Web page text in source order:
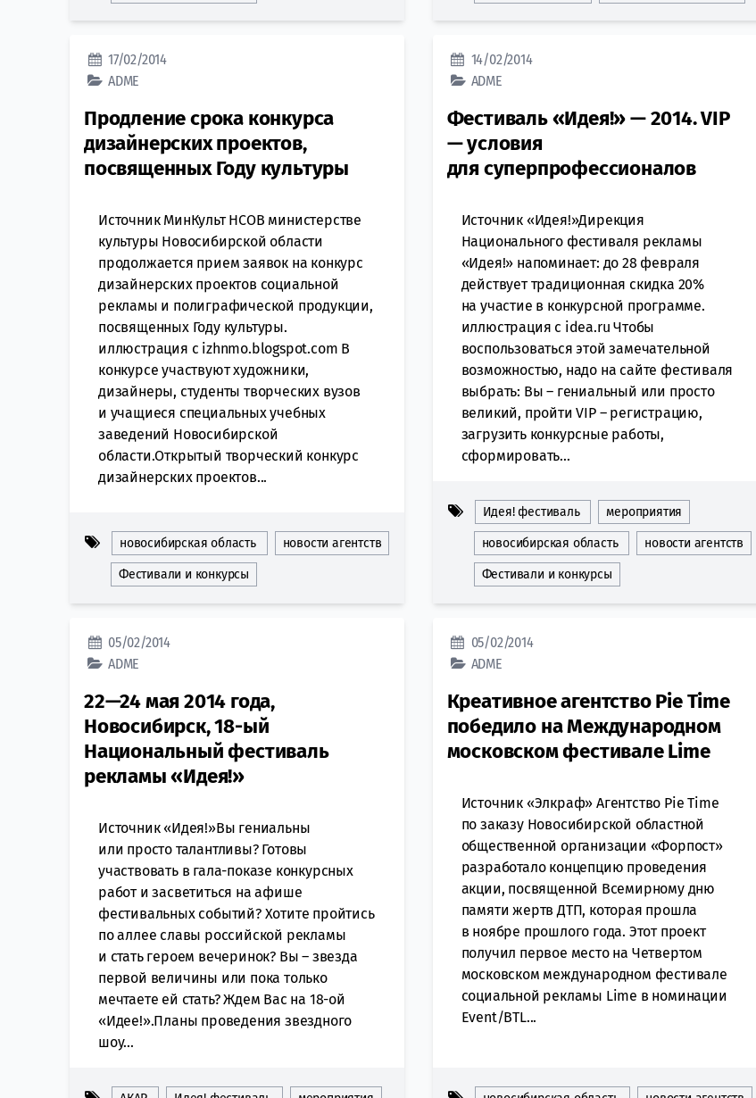
17/02/2014
ADME
Продление срока конкурса
дизайнерских проектов,
посвященных Году культуры
Источник МинКульт НСОВ министерстве
культуры Новосибирской области
продолжается прием заявок на конкурс
дизайнерских проектов социальной
рекламы и полиграфической продукции,
посвященных Году культуры.
иллюстрация с izhnmo.blogspot.com В
конкурсе участвуют художники,
дизайнеры, студенты творческих вузов
и учащиеся специальных учебных
заведений Новосибирской
области.Открытый творческий конкурс
дизайнерских проектов...
новосибирская область новости агентств
Фестивали и конкурсы
14/02/2014
ADME
Фестиваль «Идея!» — 2014. VIP
— условия
для суперпрофессионалов
Источник «Идея!»Дирекция
Национального фестиваля рекламы
«Идея!» напоминает: до 28 февраля
действует традиционная скидка 20%
на участие в конкурсной программе.
иллюстрация с idea.ru Чтобы
воспользоваться этой замечательной
возможностью, надо на сайте фестиваля
выбрать: Вы – гениальный или просто
великий, пройти VIP – регистрацию,
загрузить конкурсные работы,
сформировать...
Идея! фестиваль мероприятия
новосибирская область новости агентств
Фестивали и конкурсы
05/02/2014
ADME
22—24 мая 2014 года,
Новосибирск, 18-ый
Национальный фестиваль
рекламы «Идея!»
Источник «Идея!»Вы гениальны
или просто талантливы? Готовы
участвовать в гала-показе конкурсных
работ и засветиться на афише
фестивальных событий? Хотите пройтись
по аллее славы российской рекламы
и стать героем вечеринок? Вы – звезда
первой величины или пока только
мечтаете ей стать? Ждем Вас на 18-ой
«Идее!».Планы проведения звездного
шоу...
05/02/2014
ADME
Креативное агентство Pie Time
победило на Международном
московском фестивале Lime
Источник «Элкраф» Агентство Pie Time
по заказу Новосибирской областной
общественной организации «Форпост»
разработало концепцию проведения
акции, посвященной Всемирному дню
памяти жертв ДТП, которая прошла
в ноябре прошлого года. Этот проект
получил первое место на Четвертом
московском международном фестивале
социальной рекламы Lime в номинации
Event/BTL...